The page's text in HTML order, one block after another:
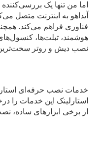
اما من تنها یک
آیداهو به اینترنت متصل
فناوری فراهم می‌کند.
هوشمند، تبلت‌ها،
نصب دیش و روتر
خدمات نصب حرفه‌ای
استارلینک این خدمات را
از برخی ابزارهای ساده،